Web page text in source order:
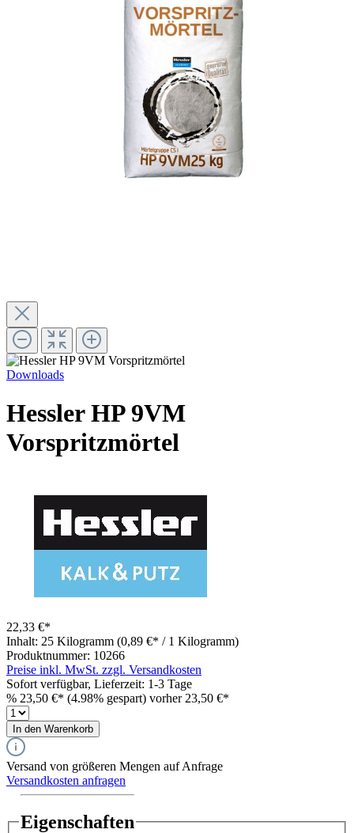
Downloads
Hessler HP 9VM
Vorspritzmörtel
22,33 €*
Inhalt: 25 Kilogramm (0,89 €* / 1 Kilogramm)
Produktnummer: 10266
Preise inkl. MwSt. zzgl. Versandkosten
Sofort verfügbar, Lieferzeit: 1-3 Tage
% 23,50 €* (4.98% gespart) vorher 23,50 €*
In den Warenkorb
Versand von größeren Mengen auf Anfrage
Versandkosten anfragen
Eigenschaften